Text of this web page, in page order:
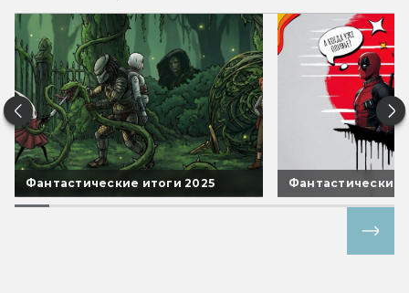
Фантастические итоги 2025 Фантастические